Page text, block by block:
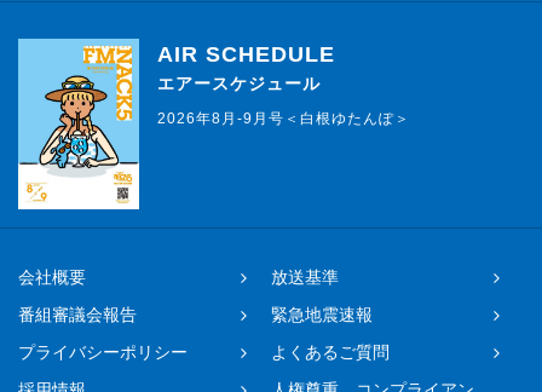
AIR SCHEDULE
エアースケジュール
2026年8月-9月号＜白根ゆたんぽ＞
会社概要
放送基準
番組審議会報告
緊急地震速報
プライバシーポリシー
よくあるご質問